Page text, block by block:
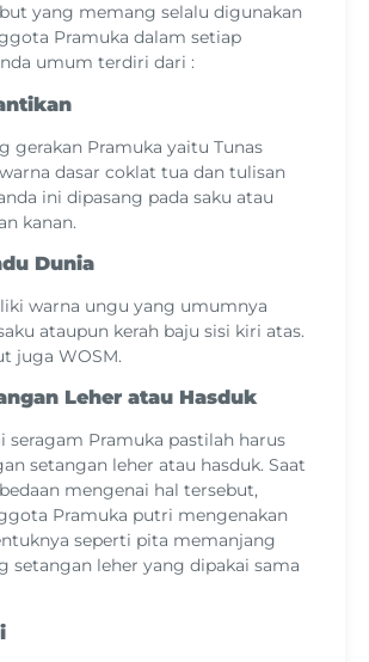
yang memang selalu digunakan
Pramuka dalam setiap
umum terdiri dari :
gerakan Pramuka yaitu Tunas
dasar coklat tua dan tulisan
ini dipasang pada saku atau
kanan.
Dunia
warna ungu yang umumnya
ataupun kerah baju sisi kiri atas.
juga WOSM.
Leher atau Hasduk
seragam Pramuka pastilah harus
setangan leher atau hasduk. Saat
mengenai hal tersebut,
Pramuka putri mengenakan
seperti pita memanjang
setangan leher yang dipakai sama